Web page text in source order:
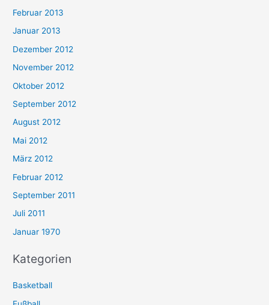
Februar 2013
Januar 2013
Dezember 2012
November 2012
Oktober 2012
September 2012
August 2012
Mai 2012
März 2012
Februar 2012
September 2011
Juli 2011
Januar 1970
Kategorien
Basketball